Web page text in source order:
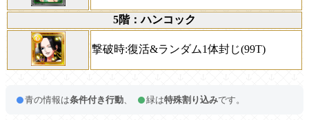
5階：ハンコック
撃破時:復活&ランダム1体封じ(99T)
青の情報は条件付き行動 緑は特殊割り込みです。